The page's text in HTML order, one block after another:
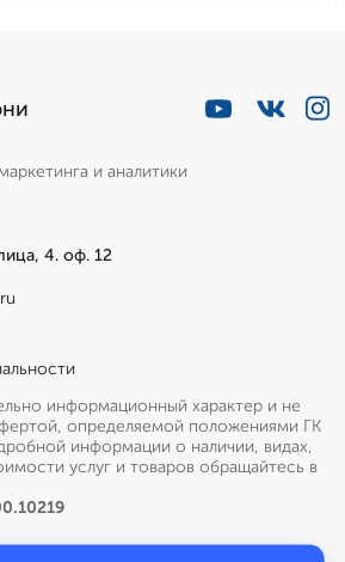
и аналитики
4. оф. 12
информационный характер и не
определяемой положениями ГК
информации о наличии, видах,
услуг и товаров обращайтесь в